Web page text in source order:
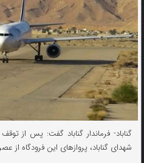
گناباد- فرماندار گناباد گفت: پس از
شهدای گناباد، پروازهای این فرودگاه از عصر شنبه ۲۶ اسفندماه دوباره